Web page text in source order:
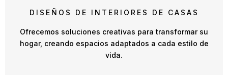
DISEÑOS DE INTERIORES DE CASAS
Ofrecemos soluciones creativas para transformar su
hogar, creando espacios adaptados a cada estilo de
vida.